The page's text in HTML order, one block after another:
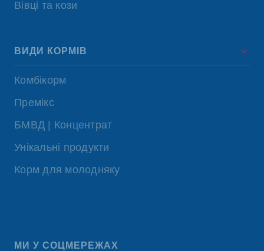
Вівці та кози
ВИДИ КОРМІВ
Комбікорм
Премікс
БМВД | Концентрат
Унікальні продукти
Корм для молодняку
МИ У СОЦМЕРЕЖАХ